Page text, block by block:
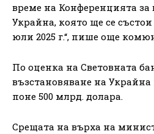
време на Конференцията за
Украйна, която ще се
юли 2025 г.“, пише още
По оценка на Световната
възстановяване на
поне 500 млрд. долара.
Срещата на върха на